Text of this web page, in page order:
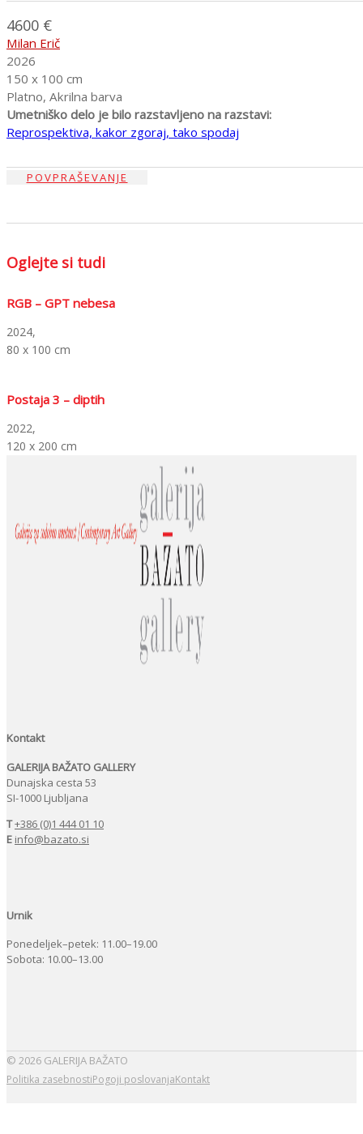
4600 €
Milan Erič
2026
150 x 100 cm
Platno, Akrilna barva
Umetniško delo je bilo razstavljeno na razstavi:
Reprospektiva, kakor zgoraj, tako spodaj
POVPRAŠEVANJE
Oglejte si tudi
RGB – GPT nebesa
2024,
80 x 100 cm
Postaja 3 – diptih
2022,
120 x 200 cm
Kontakt
GALERIJA BAŽATO GALLERY
Dunajska cesta 53
SI-1000 Ljubljana
T+386 (0)1 444 01 10
E info@bazato.si
Urnik
Ponedeljek–petek: 11.00–19.00
Sobota: 10.00–13.00
© 2026 GALERIJA BAŽATO
Politika zasebnostiPogoji poslovanjaKontakt